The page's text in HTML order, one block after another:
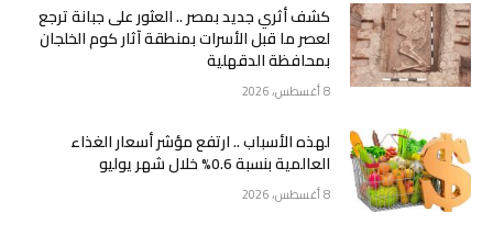
كشف أثري جديد بمصر .. ⁠العثور على جبانة ترجع
لعصر ما قبل الأسرات بمنطقة آثار كوم الخلجان
بمحافظة الدقهلية
8 أغسطس، 2026
لهذه الأسباب .. ارتفع مؤشر أسعار الغذاء
العالمية بنسبة 0.6% خلال شهر يوليو
8 أغسطس، 2026